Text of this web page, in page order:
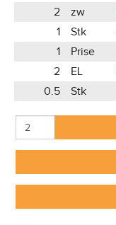
2
zw
1
Stk
1
Prise
2
EL
0.5
Stk